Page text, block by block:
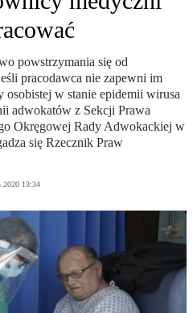
powstrzymania się od
pracodawca nie zapewni im
w stanie epidemii wirusa
adwokatów z Sekcji Prawa
Okręgowej Rady Adwokackiej w
się Rzecznik Praw
13:34